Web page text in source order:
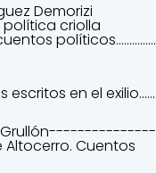
Demorizi
criolla
políticos...............
en el
Altocerro. Cuentos